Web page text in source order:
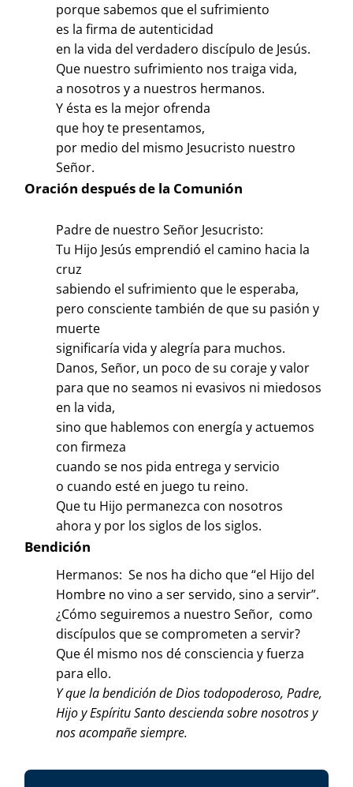
porque sabemos que el sufrimiento
es la firma de autenticidad
en la vida del verdadero discípulo de Jesús.
Que nuestro sufrimiento nos traiga vida,
a nosotros y a nuestros hermanos.
Y ésta es la mejor ofrenda
que hoy te presentamos,
por medio del mismo Jesucristo nuestro
Señor.
Oración después de la Comunión
Padre de nuestro Señor Jesucristo:
Tu Hijo Jesús emprendió el camino hacia la
cruz
sabiendo el sufrimiento que le esperaba,
pero consciente también de que su pasión y
muerte
significaría vida y alegría para muchos.
Danos, Señor, un poco de su coraje y valor
para que no seamos ni evasivos ni miedosos
en la vida,
sino que hablemos con energía y actuemos
con firmeza
cuando se nos pida entrega y servicio
o cuando esté en juego tu reino.
Que tu Hijo permanezca con nosotros
ahora y por los siglos de los siglos.
Bendición
Hermanos: Se nos ha dicho que “el Hijo del
Hombre no vino a ser servido, sino a servir”.
¿Cómo seguiremos a nuestro Señor, como
discípulos que se comprometen a servir?
Que él mismo nos dé consciencia y fuerza
para ello.
Y que la bendición de Dios todopoderoso, Padre,
Hijo y Espíritu Santo descienda sobre nosotros y
nos acompañe siempre.